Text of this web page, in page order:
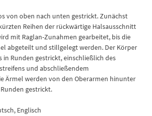
von oben nach unten gestrickt. Zunächst
Reihen der rückwärtige Halsausschnitt
mit Raglan-Zunahmen gearbeitet, bis die
abgeteilt und stillgelegt werden. Der Körper
Runden gestrickt, einschließlich des
und abschließendem
Ärmel werden von den Oberarmen hinunter
gestrickt.
Englisch